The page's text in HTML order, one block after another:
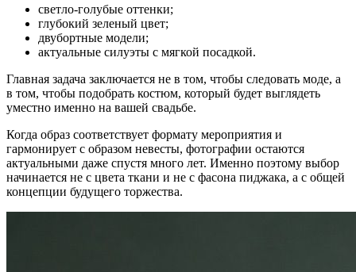
светло-голубые оттенки;
глубокий зеленый цвет;
двубортные модели;
актуальные силуэты с мягкой посадкой.
Главная задача заключается не в том, чтобы следовать моде, а
в том, чтобы подобрать костюм, который будет выглядеть
уместно именно на вашей свадьбе.
Когда образ соответствует формату мероприятия и
гармонирует с образом невесты, фотографии остаются
актуальными даже спустя много лет. Именно поэтому выбор
начинается не с цвета ткани и не с фасона пиджака, а с общей
концепции будущего торжества.